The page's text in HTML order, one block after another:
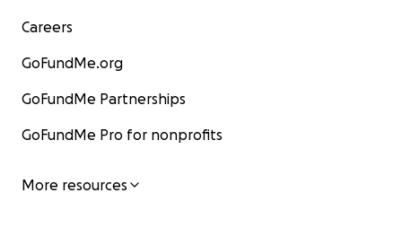
Careers
GoFundMe.org
GoFundMe Partnerships
GoFundMe Pro for nonprofits
More resources